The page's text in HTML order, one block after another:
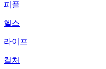
피플
헬스
라이프
컬처